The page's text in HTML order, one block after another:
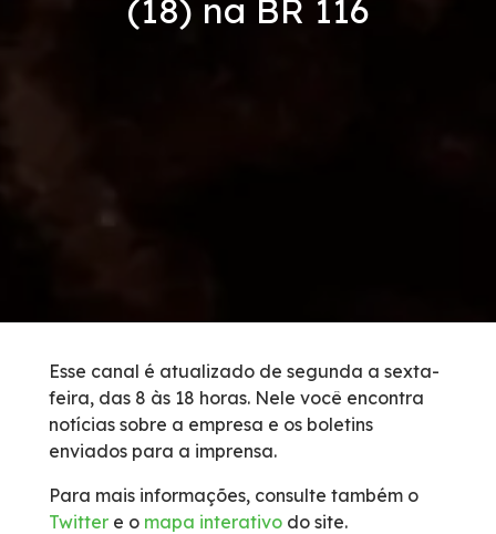
Condições da Via
Inspeção de Tráfego
Guincho
Socorro Médico
(18) na BR 116
Esse canal é atualizado de segunda a sexta-
feira, das 8 às 18 horas. Nele você encontra
notícias sobre a empresa e os boletins
enviados para a imprensa.
Para mais informações, consulte também o
Twitter e o mapa interativo do site.